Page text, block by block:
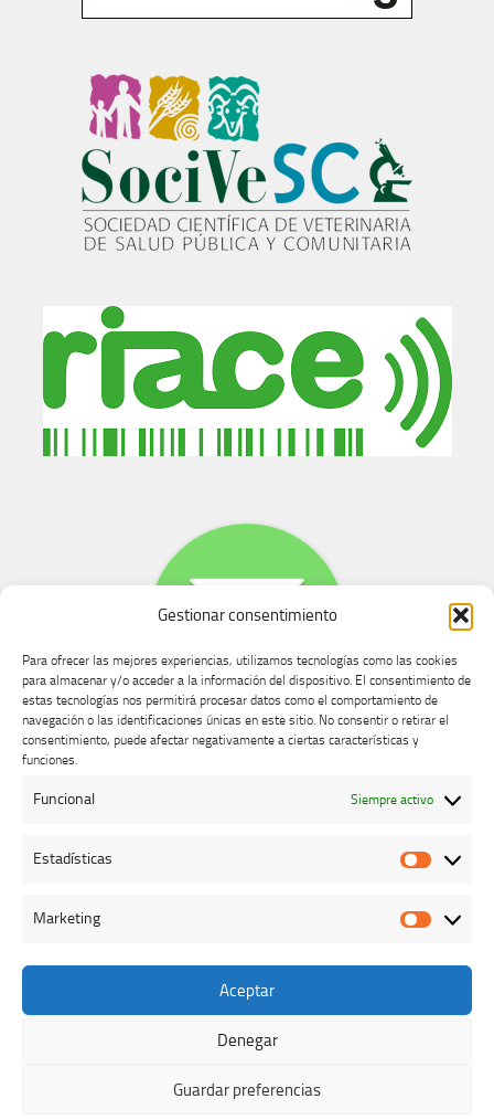
Gestionar consentimiento
Para ofrecer las mejores experiencias, utilizamos tecnologías como las cookies
para almacenar y/o acceder a la información del dispositivo. El consentimiento de
estas tecnologías nos permitirá procesar datos como el comportamiento de
navegación o las identificaciones únicas en este sitio. No consentir o retirar el
consentimiento, puede afectar negativamente a ciertas características y
funciones.
Funcional Siempre activo
Estadísticas
Marketing
Aceptar
Denegar
Guardar preferencias
Buzón de dudas, quejas y sugerencias
Colegio Oficial de Veterinarios de Cáceres © 2026. Todos los